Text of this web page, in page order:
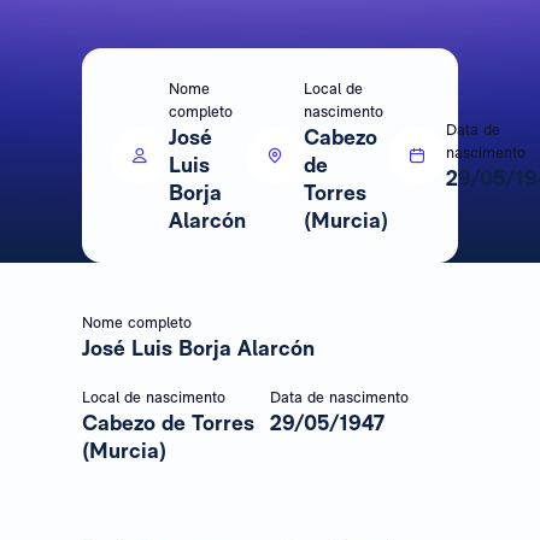
Nome
completo
José
Luis
Borja
Alarcón
Local de
nascimento
Cabezo
de
Torres
(Murcia)
Data de
nascimento
29/05/
Nome completo
José Luis Borja Alarcón
Local de nascimento
Cabezo de Torres
(Murcia)
Data de nascimento
29/05/1947